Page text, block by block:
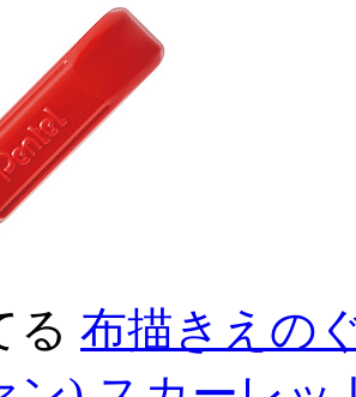
る 布描きえの